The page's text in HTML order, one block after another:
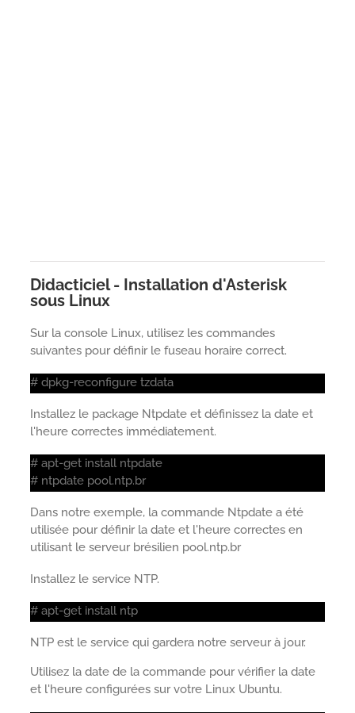
Didacticiel - Installation d'Asterisk
sous Linux
Sur la console Linux, utilisez les commandes
suivantes pour définir le fuseau horaire correct.
# dpkg-reconfigure tzdata
Installez le package Ntpdate et définissez la date et
l'heure correctes immédiatement.
# apt-get install ntpdate
# ntpdate pool.ntp.br
Dans notre exemple, la commande Ntpdate a été
utilisée pour définir la date et l'heure correctes en
utilisant le serveur brésilien pool.ntp.br
Installez le service NTP.
# apt-get install ntp
NTP est le service qui gardera notre serveur à jour.
Utilisez la date de la commande pour vérifier la date
et l'heure configurées sur votre Linux Ubuntu.